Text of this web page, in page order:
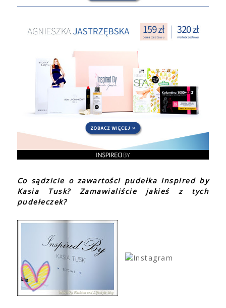
Co sądzicie o zawartości pudełka Inspired by
Kasia Tusk? Zamawialiście jakieś z tych
pudełeczek?